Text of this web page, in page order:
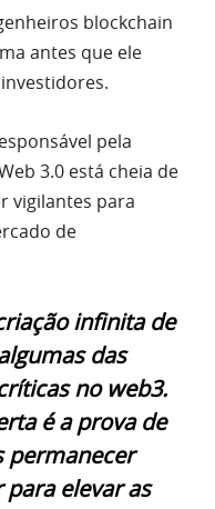
blockchain
antes que ele
pela
3.0 está cheia de
vigilantes para
de
infinita de
das
no web3.
é a prova de
permanecer
elevar as